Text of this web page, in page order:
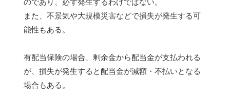
のであり、必ず発生するわけではない。
また、不景気や大規模災害などで損失が発生する可
能性もある。
有配当保険の場合、剰余金から配当金が支払われる
が、損失が発生すると配当金が減額・不払いとなる
場合もある。